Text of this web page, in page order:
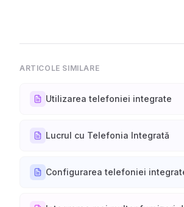
ARTICOLE SIMILARE
Utilizarea telefoniei integrate
Lucrul cu Telefonia Integrată